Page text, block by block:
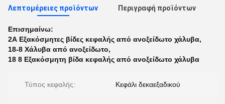
Λεπτομέρειες προϊόντων Περιγραφή προϊόντων
Επισημαίνω:
2Α Εξακόσμητες βίδες κεφαλής από ανοξείδωτο χάλυβα,
18-8 Χάλυβα από ανοξείδωτο,
18 8 Εξακόσμητη βίδα κεφαλής από ανοξείδωτο χάλυβα
Τύπος κεφαλής: Κεφάλι δεκαεξαδικού